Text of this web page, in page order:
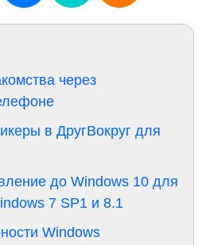
через
в ДругВокруг для
до Windows 10 для
7 SP1 и 8.1
Windows